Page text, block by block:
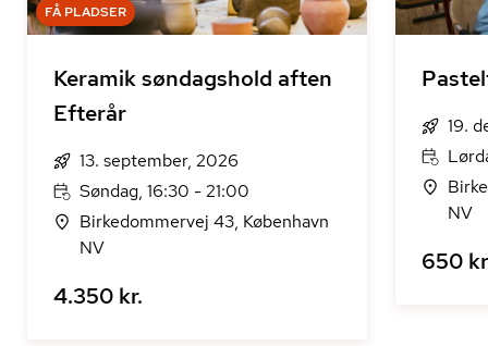
FÅ PLADSER
Keramik søndagshold aften
Efterår
13. september, 2026
Søndag, 16:30 - 21:00
Birkedommervej 43, København
NV
4.350 kr.
19.
NV
650